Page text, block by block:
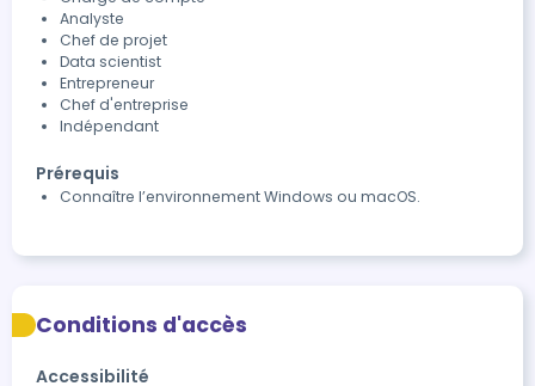
Analyste
Chef de projet
Data scientist
Entrepreneur
Chef d'entreprise
Indépendant
Prérequis
Connaître l’environnement Windows ou macOS.
Conditions d'accès
Accessibilité